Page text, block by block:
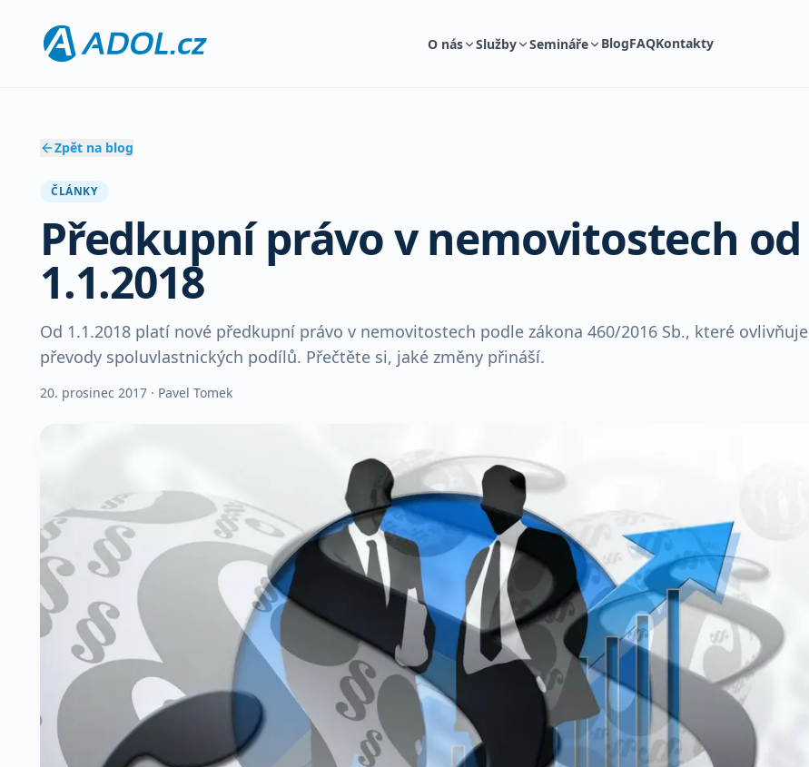
O nás Služby Semináře BlogFAQKontakty
Zpět na blog
ČLÁNKY
Předkupní právo v nemovitostech od
1.1.2018
Od 1.1.2018 platí nové předkupní právo v nemovitostech podle zákona 460/2016 Sb., které ovlivňuje
převody spoluvlastnických podílů. Přečtěte si, jaké změny přináší.
20. prosinec 2017 · Pavel Tomek